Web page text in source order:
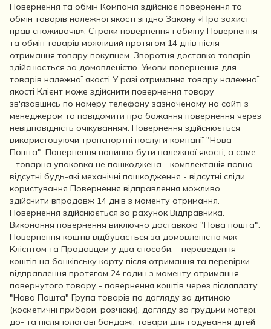
Повернення та обмін Компанія здійснює повернення та
обмін товарів належної якості згідно Закону «Про захист
прав споживачів». Строки повернення і обміну Повернення
та обмін товарів можливий протягом 14 днів після
отримання товару покупцем. Зворотня доставка товарів
здійснюється за домовленістю. Умови повернення для
товарів належної якості У разі отримання товару належної
якості Клієнт може здійснити повернення товару
зв'язавшись по номеру телефону зазначеному на сайті з
менеджером та повідомити про бажання повернення через
невідповідність очікуванням. Повернення здійснюється
використовуючи транспортні послуги компанії "Нова
Пошта". Повернення повинно бути належної якості, а саме:
- товарна упаковка не пошкоджена - комплектація повна -
відсутні будь-які механічні пошкодження - відсутні сліди
користування Повернення відправлення можливо
здійснити впродовж 14 днів з моменту отримання.
Повернення здійснюється за рахунок Відправника.
Виконання повернення виключно доставкою "Нова пошта".
Повернення коштів відбувається за домовленістю між
Клієнтом та Продавцем у два способи: - переведення
коштів на банківську карту після отримання та перевірки
відправлення протягом 24 годин з моменту отримання
повернутого товару - повернення коштів через післяплату
"Нова Пошта" Група товарів по догляду за дитиною
(косметичні прибори, розчіски), догляду за грудьми матері,
до- та післяпологові бандажі, товари для годування дітей